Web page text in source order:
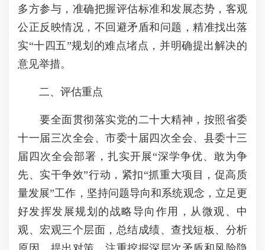
多方参与，准确把握评估标准和发展态势，客观
公正反映情况，不回避矛盾和问题，精准找出落
实“十四五”规划的难点堵点，并明确提出解决的
意见举措。
二、评估重点
要全面贯彻落实党的二十大精神，按照省委
十一届三次全会、市委十届四次全会、县委十三
届四次全会部署，扎实开展“深学争优、敢为争
先、实干争效”行动，紧扣“抓重大项目，促高质
量发展”工作，坚持问题导向和系统观念，立足更
好发挥发展规划的战略导向作用，从微观、中
观、宏观三个层面，总结成绩、查找短板、分析